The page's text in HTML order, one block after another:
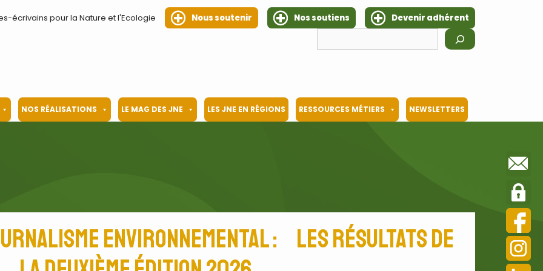
écrivains pour la Nature et l'Ecologie Nous soutenir Nos soutiens
Devenir adhérent
NOS RÉALISATIONS LE MAG DES JNE LES JNE EN RÉGIONS RESSOURCES MÉTIERS NEWSLETTERS
environnemental : les résultats de